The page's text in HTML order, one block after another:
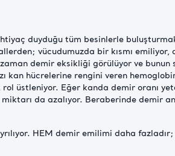
duyduğu tüm besinlerle buluşturmak
vücudumuzda bir kısmı emiliyor,
demir eksikliği görülüyor ve bunun
kan hücrelerine rengini veren
üstleniyor. Eğer kanda demir oranı
da azalıyor. Beraberinde demir
HEM demir emilimi daha